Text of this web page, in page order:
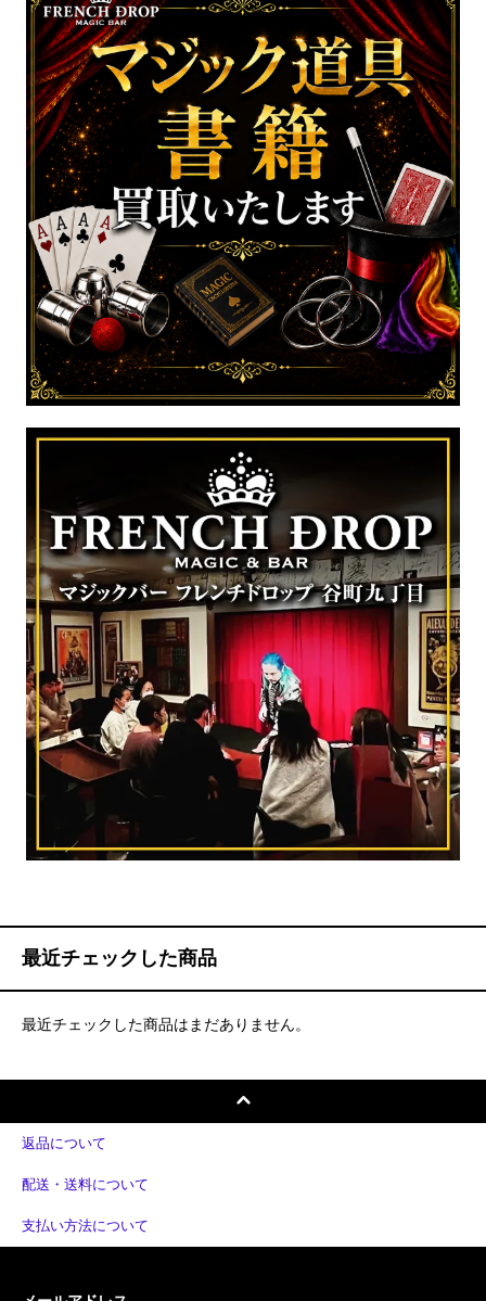
最近チェックした商品
最近チェックした商品はまだありません。
返品について
配送・送料について
支払い方法について